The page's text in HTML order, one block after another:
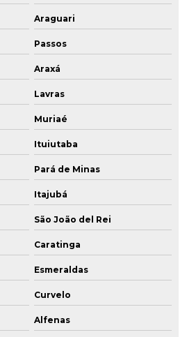
Araguari
Passos
Araxá
Lavras
Muriaé
Ituiutaba
Pará de Minas
Itajubá
São João del Rei
Caratinga
Esmeraldas
Curvelo
Alfenas